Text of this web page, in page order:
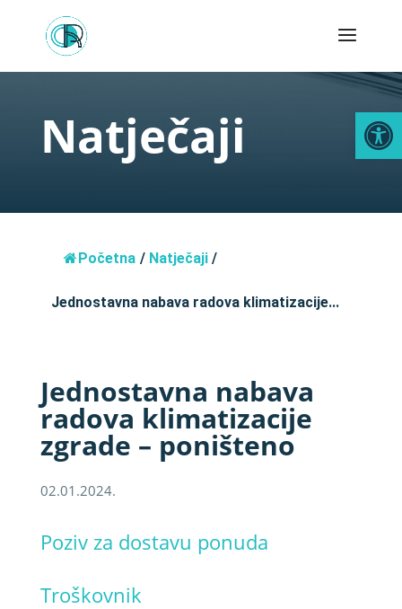
Natječaji
Početna / Natječaji /
Jednostavna nabava radova klimatizacije...
Jednostavna nabava
radova klimatizacije
zgrade – poništeno
02.01.2024.
Poziv za dostavu ponuda
Troškovnik